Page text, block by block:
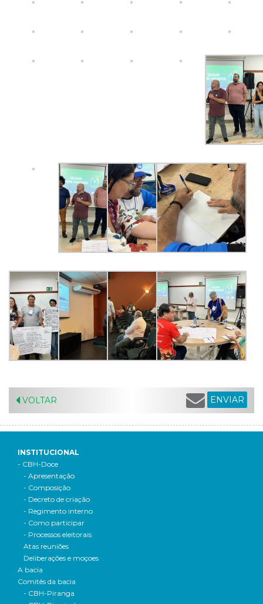
VOLTAR ENVIAR
INSTITUCIONAL
- CBH-Doce
- Apresentação
- Composição
- Decreto de criação
- Regimento interno
- Como participar
- Processos eleitorais
Atas reuniões
Deliberações e moçoes
A bacia
Comitês da bacia
- CBH-Piranga